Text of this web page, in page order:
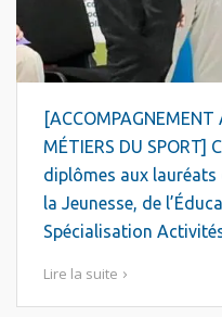
MÉTIERS DU SPORT]
diplômes aux
la Jeunesse, de
Spécialisation
Lire la suite